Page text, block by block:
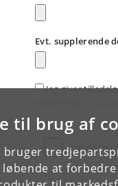
til brug af
bruger
at
Evt. supplerende
Jeg giver